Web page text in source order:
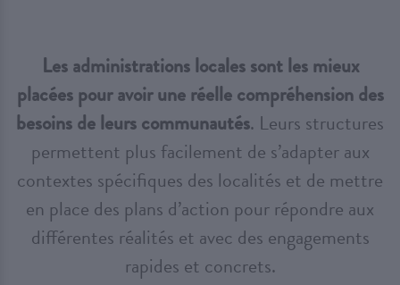
Les administrations locales sont les mieux
placées pour avoir une réelle compréhension des
besoins de leurs communautés. Leurs structures
permettent plus facilement de s’adapter aux
contextes spécifiques des localités et de mettre
en place des plans d’action pour répondre aux
différentes réalités et avec des engagements
rapides et concrets.